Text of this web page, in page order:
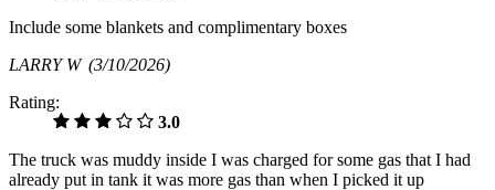
Include some blankets and complimentary boxes
LARRY W (3/10/2026)
Rating:
3.0
The truck was muddy inside I was charged for some gas that I had
already put in tank it was more gas than when I picked it up